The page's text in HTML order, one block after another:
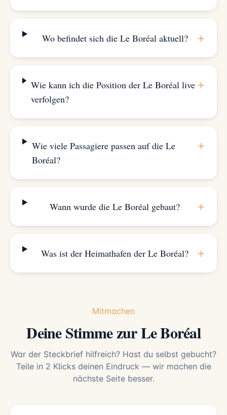
Wo befindet sich die Le Boréal aktuell? +
Wie kann ich die Position der Le Boréal live
verfolgen?
+
Wie viele Passagiere passen auf die Le
Boréal?
+
Wann wurde die Le Boréal gebaut? +
Was ist der Heimathafen der Le Boréal? +
Mitmachen
Deine Stimme zur Le Boréal
War der Steckbrief hilfreich? Hast du selbst gebucht?
Teile in 2 Klicks deinen Eindruck — wir machen die
nächste Seite besser.